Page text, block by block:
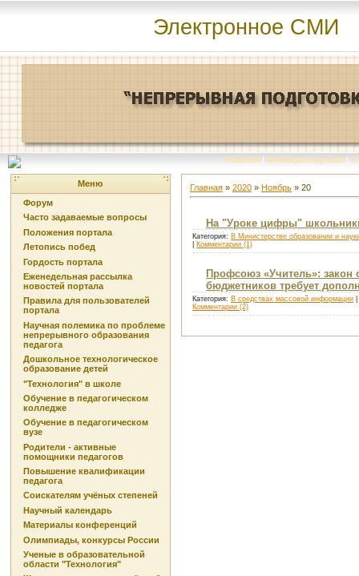
Электронное СМИ
Главная | Команда портала | О
Меню
Форум
Часто задаваемые вопросы
Положения портала
Летопись побед
Гордость портала
Еженедельная рассылка
новостей портала
Правила для пользователей
портала
Научная полемика по проблеме
непрерывного образования
педагога
Дошкольное технологическое
образование детей
"Технология" в школе
Обучение в педагогическом
колледже
Обучение в педагогическом
вузе
Родители - активные
помощники педагогов
Повышение квалификации
педагога
Соискателям учёных степеней
Научный календарь
Материалы конференций
Олимпиады, конкурсы России
Ученые в образовательной
области "Технология"
Главная » 2020 » Ноябрь » 20
На "Уроке цифры"
Категория: В Министерстве образовании и
Комментарии (1)
Профсоюз «Учитель»: закон
бюджетников требует
Категория: В средствах массовой информации
Комментарии (2)